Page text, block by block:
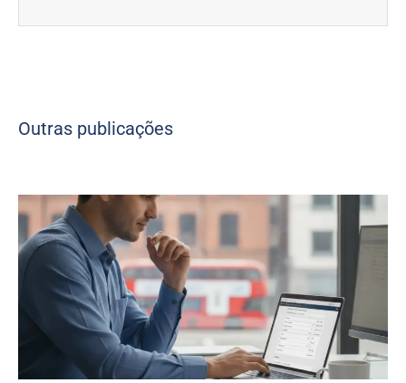
Outras publicações